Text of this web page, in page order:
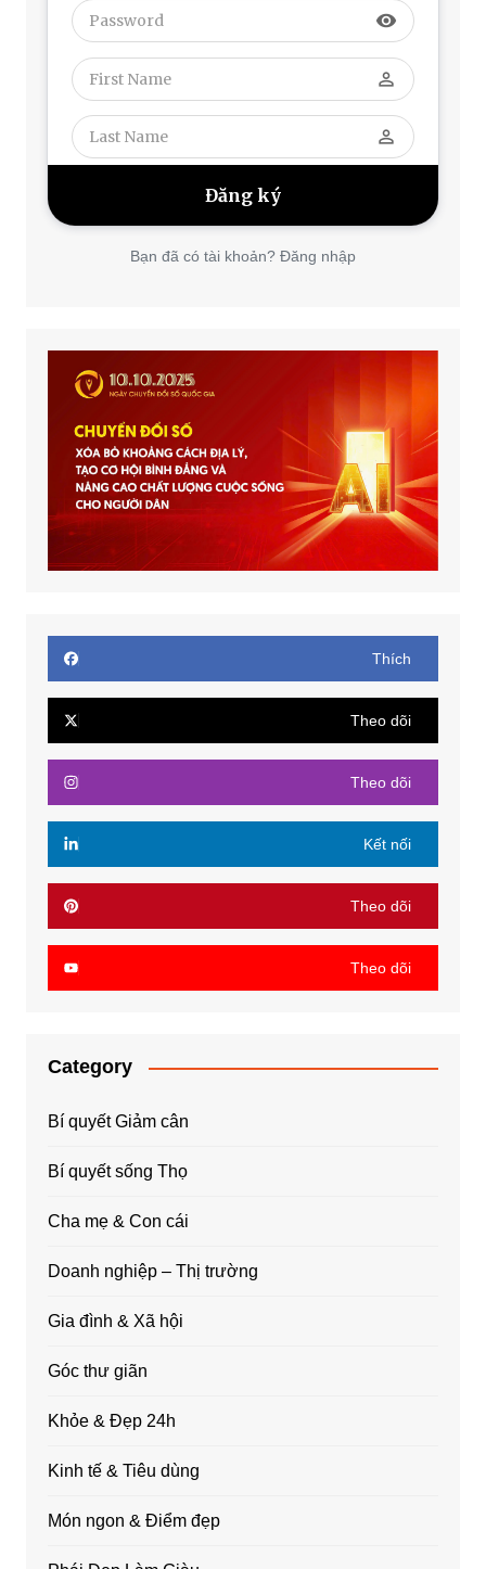
visibility
perm_identity
perm_identity
Bạn đã có tài khoản? Đăng nhập
Thích
Theo dõi
Theo dõi
Kết nối
Theo dõi
Theo dõi
Category
Bí quyết Giảm cân
Bí quyết sống Thọ
Cha mẹ & Con cái
Doanh nghiệp – Thị trường
Gia đình & Xã hội
Góc thư giãn
Khỏe & Đẹp 24h
Kinh tế & Tiêu dùng
Món ngon & Điểm đẹp